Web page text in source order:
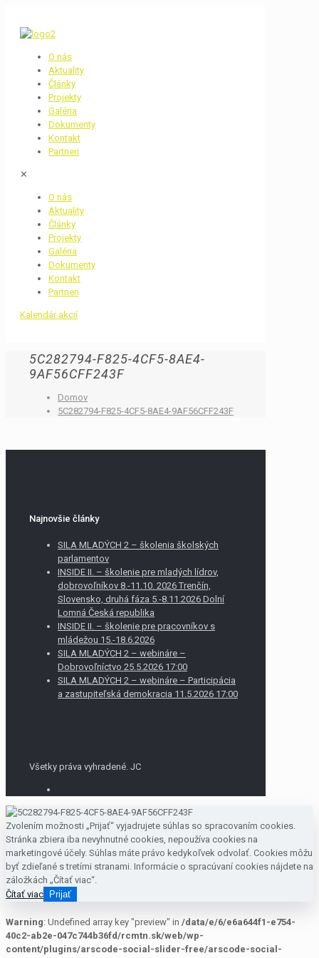
O nás
Aktuality
Články
Projekty
Galéria
Dokumenty
Kontakt
Partneri
✕
O nás
Aktuality
Články
Projekty
Galéria
Dokumenty
Kontakt
Partneri
Kalendár akcií
5C282794-F825-4CF5-8AE4-
9AF56CFF243F
Domov
5C282794-F825-4CF5-8AE4-9AF56CFF243F
Najnovšie články
SILA MLADÝCH 2 – školenia školských
parlamentov
INSIDE II. – školenie pre mladých lídrov,
dobrovoľníkov 8.-11.10. 2026 Trenčín,
Slovensko, druhá fáza 5.-8.11.2026 Dolní
Lomná Česká republika
INSIDE II. – školenie pre pracovníkov s
mládežou 15.-18.6.2026
SILA MLADÝCH 2 – webináre –
Dobrovoľníctvo 25.5.2026 17:00
SILA MLADÝCH 2 – webináre – Participácia
a zastupiteľská demokracia 11.5.2026 17:00
Všetky práva vyhradené. JC
Zvolením možnosti „Prijať“ vyjadrujete súhlas so spracovaním cookies.
Stránka zbiera iba nevyhnutné cookies, nepoužíva cookies na
marketingové účely. Súhlas máte právo kedykoľvek odvolať. Cookies môžu
byť zdieľané s tretími stranami. Informácie o spracúvaní cookies nájdete na
záložkách „Čítať viac“.
Čítať viac Prijať
Warning: Undefined array key "preview" in /data/e/6/e6a644f1-e754-
40c2-ab2e-047c744b36fd/rcmtn.sk/web/wp-
content/plugins/arscode-social-slider-free/arscode-social-